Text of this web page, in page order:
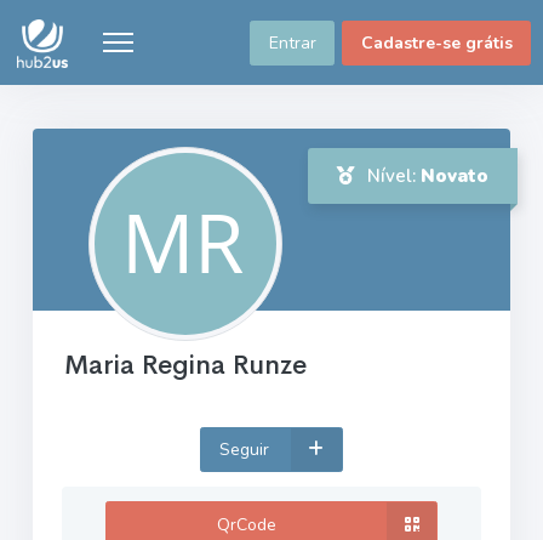
Entrar Cadastre-se grátis
Nível: Novato
Maria Regina Runze
Seguir
QrCode